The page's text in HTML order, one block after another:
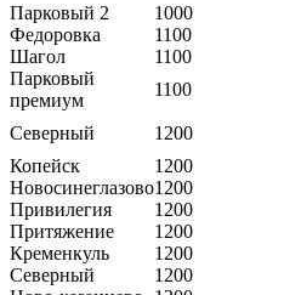
Парковый 2
1000
Федоровка
1100
Шагол
1100
Парковый
премиум
1100
Северный 1200
Копейск
1200
Новосинеглазово1200
Привилегия
1200
Притяжение
1200
Кременкуль
1200
Северный
1200